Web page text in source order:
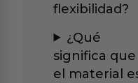
flexibilidad?
¿Qué
significa que
el material